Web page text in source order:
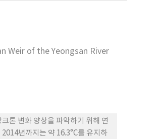
young left-handed (n2=18),
test were used for
value showed significant
according to age
Conclusion:
the right hander. In
as a basic information
evaluation tool for
Weir of the Yeongsan River
톤 변화 양상을 파악하기 위해 연
년까지는 약 16.3°C를 유지하